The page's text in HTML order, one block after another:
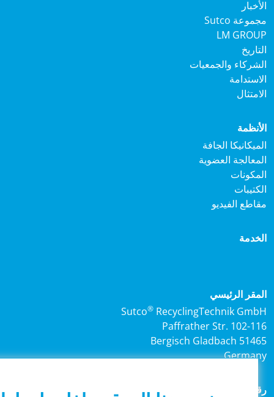
الأخبار
مجموعة Sutco
LM GROUP
التاريخ
الشركاء والجمعيات
الاستدامة
الامتثال
الأنظمة
الميكانيكا الجافة
المعالجة العضوية
المكونات
الكتيبات
مقاطع الفيديو
الخدمة
المقر الرئيسي
Sutco ®RecyclingTechnik GmbH
Paffrather Str. 102-116
51465 Bergisch Gladbach
Germany
رقم الهاتف